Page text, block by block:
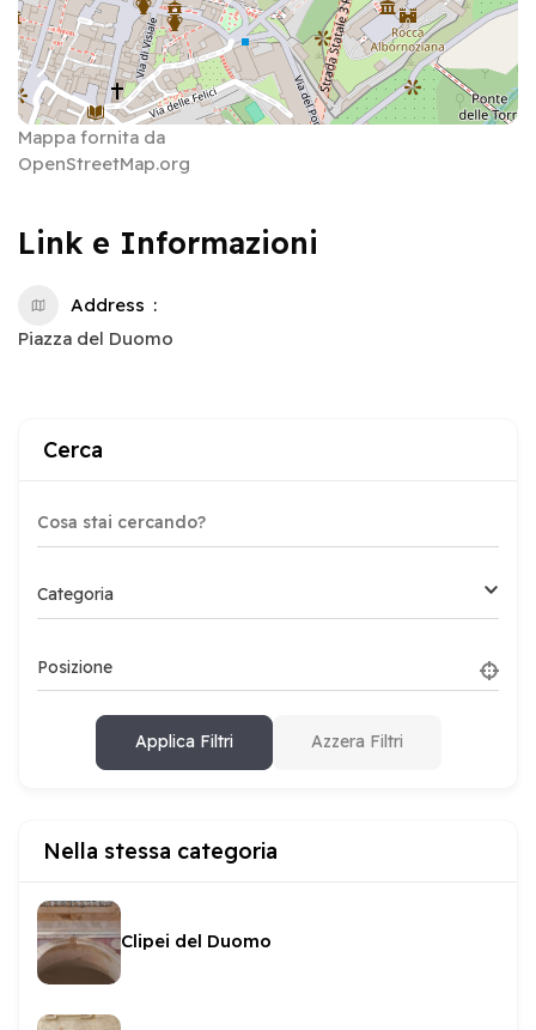
Mappa fornita da
OpenStreetMap.org
Link e Informazioni
Address
Piazza del Duomo
Cerca
Categoria
Posizione
Applica Filtri Azzera Filtri
Nella stessa categoria
Clipei del Duomo